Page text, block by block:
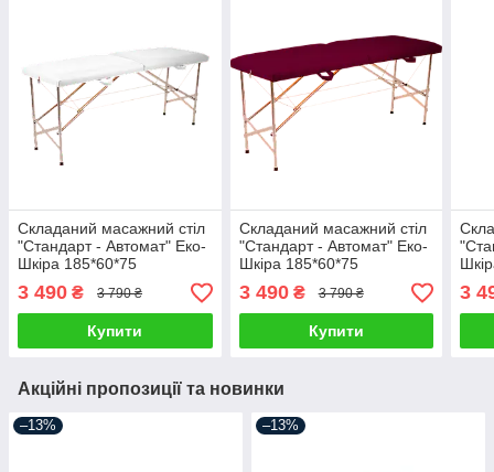
Складаний масажний стіл
"Стандарт - Автомат" Еко-
Шкіра 185*60*75
3 490 ₴ 3 790 ₴
Купити
Складаний масажний стіл
"Стандарт - Автомат" Еко-
Шкіра 185*60*75
3 490₴ 3 790 ₴
Купити
3
Акційні пропозиції та новинки
–13% –13%